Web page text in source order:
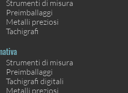
Strumenti di misura
Preimballaggi
Metalli preziosi
Tachigrafi
Strumenti di misura
Preimballaggi
Tachigrafi digitali
Metalli preziosi